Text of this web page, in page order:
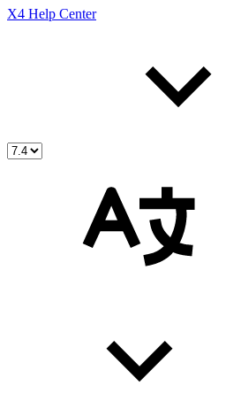
X4 Help Center